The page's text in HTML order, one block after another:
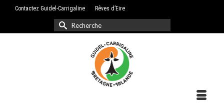
Contactez Guidel-Carrigaline Rêves d’Eire
Rechercher :